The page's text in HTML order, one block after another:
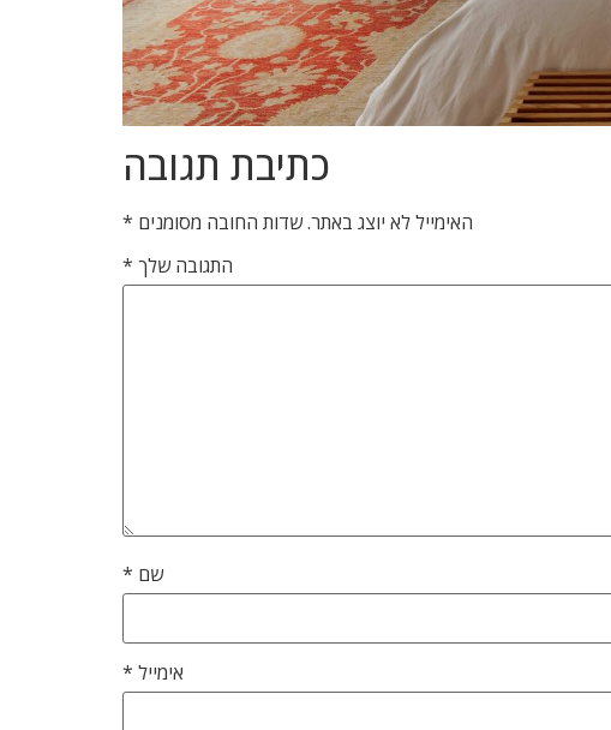
כתיבת תגובה
האימייל לא יוצג באתר.שדות החובה מסומנים *
התגובה שלך *
שם *
אימייל *